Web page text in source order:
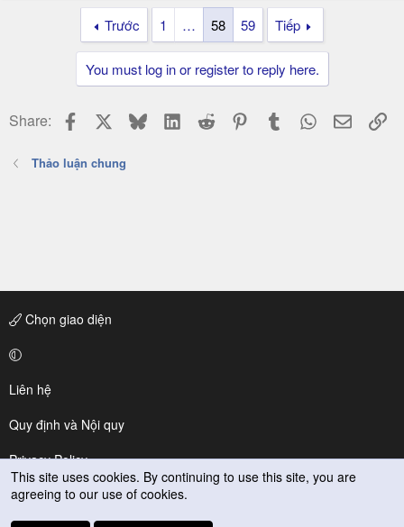
Trước 1 … 58 59 Tiếp
You must log in or register to reply here.
Share: Facebook BlueskyLinkedIn
Reddit PinterestTumblr WhatsApp
Email
Thảo luận chung
Chọn giao diện
Liên hệ
Quy định và Nội quy
Privacy Policy
Trợ giúp
This site uses cookies. By continuing to use this site, you are
agreeing to our use of cookies.